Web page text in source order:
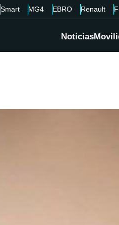
Smart MG4 EBRO Renault
Noticias